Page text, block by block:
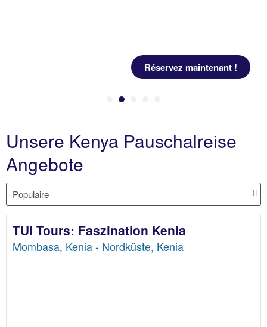
Réservez maintenant !
Unsere Kenya Pauschalreise
Angebote
TUI Tours: Faszination Kenia
Mombasa, Kenia - Nordküste, Kenia